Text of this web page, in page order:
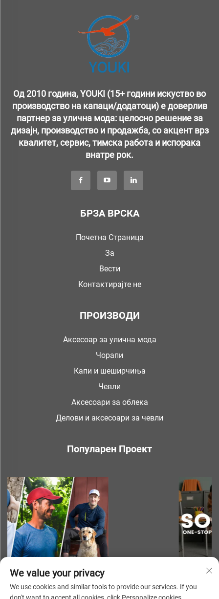
Од 2010 година, YOUKI (15+ години искуство во
производство на капаци/додатоци) е доверлив
партнер за улична мода: целосно решение за
дизајн, производство и продажба, со акцент врз
квалитет, сервис, тимска работа и испорака
внатре рок.
БРЗА ВРСКА
Почетна Страница
За
Вести
Контактирајте не
ПРОИЗВОДИ
Аксесоар за улична мода
Чорапи
Капи и шеширчиња
Чевли
Аксесоари за облека
Делови и аксесоари за чевли
Популарен Проект
We value your privacy
We use cookies and similar tools to provide our services. If you